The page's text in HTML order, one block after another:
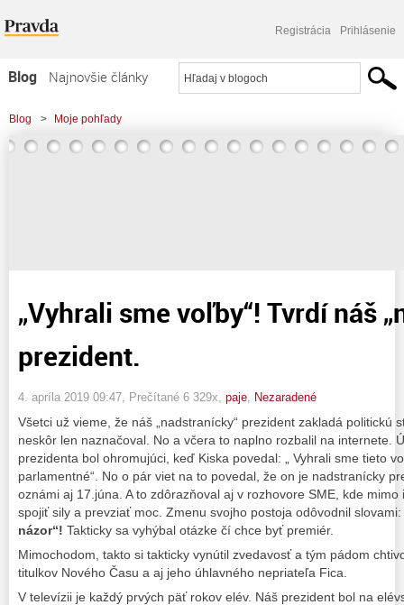
Registrácia Prihlásenie
Blog
Najnovšie články
Najčítanejšie články
Najkomentovanejšie články
Blog > Moje pohľady
> „Vyhrali sme voľby“! Tvrdí náš „nadstranícky“ prezident.
„Vyhrali sme voľby“! Tvrdí náš
prezident.
4. apríla 2019 09:47 , Prečítané 6 329x, paje Nezaradené
Všetci už vieme, že náš „nadstranícky“ prezident zakladá politickú
neskôr len naznačoval. No a včera to naplno rozbalil na internete.
prezidenta bol ohromujúci, keď Kiska povedal: „ Vyhrali sme tieto
parlamentné“. No o pár viet na to povedal, že on je nadstranícky
oznámi aj 17.júna. A to zdôrazňoval aj v rozhovore SME, kde
spojiť sily a prevziať moc. Zmenu svojho postoja odôvodnil slovami:
názor“! Takticky sa vyhýbal otázke čí chce byť premiér.
Mimochodom, takto si takticky vynútil zvedavosť a tým pádom
titulkov Nového Času a aj jeho úhlavného nepriateľa Fica.
V televízii je každý prvých päť rokov elév. Náš prezident bol na